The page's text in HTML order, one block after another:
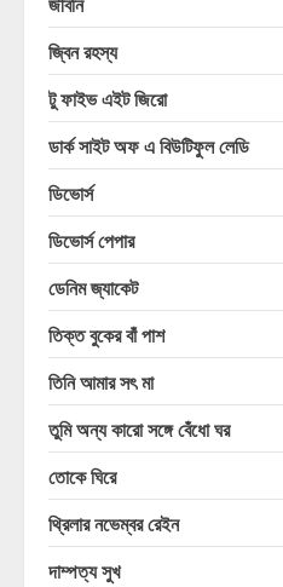
জ্বিন রহস্য
টু ফাইভ এইট জিরো
ডার্ক সাইট অফ এ বিউটিফুল লেডি
ডিভোর্স
ডিভোর্স পেপার
ডেনিম জ্যাকেট
তিক্ত বুকের বাঁ পাশ
তিনি আমার সৎ মা
তুমি অন্য কারো সঙ্গে বেঁধো ঘর
তোকে ঘিরে
থ্রিলার নভেম্বর রেইন
দাম্পত্য সুখ